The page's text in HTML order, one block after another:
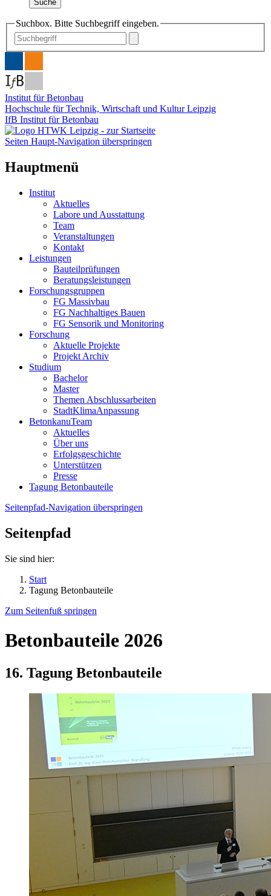
Suche
Suchbox. Bitte Suchbegriff eingeben.
Institut für Betonbau
Hochschule für Technik, Wirtschaft und Kultur Leipzig
IfB Institut für Betonbau
Seiten Haupt-Navigation überspringen
Hauptmenü
Institut
Aktuelles
Labore und Ausstattung
Team
Veranstaltungen
Kontakt
Leistungen
Bauteilprüfungen
Beratungsleistungen
Forschungsgruppen
FG Massivbau
FG Nachhaltiges Bauen
FG Sensorik und Monitoring
Forschung
Aktuelle Projekte
Projekt Archiv
Studium
Bachelor
Master
Themen Abschlussarbeiten
StadtKlimaAnpassung
BetonkanuTeam
Aktuelles
Über uns
Erfolgsgeschichte
Unterstützen
Presse
Tagung Betonbauteile
Seitenpfad-Navigation überspringen
Seitenpfad
Sie sind hier:
Start
Tagung Betonbauteile
Zum Seitenfuß springen
Betonbauteile 2026
16. Tagung Betonbauteile